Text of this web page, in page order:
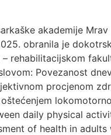
akademije Mrav
obranila je
– rehabilitacijskom
Povezanost
procjenom
daily physical
of health in adults